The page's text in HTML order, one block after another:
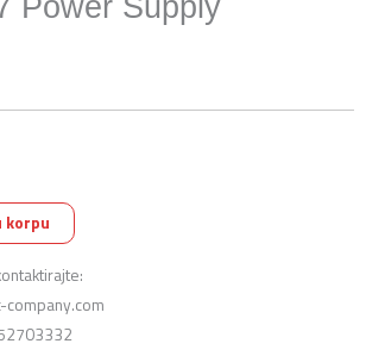
korpu
company.com